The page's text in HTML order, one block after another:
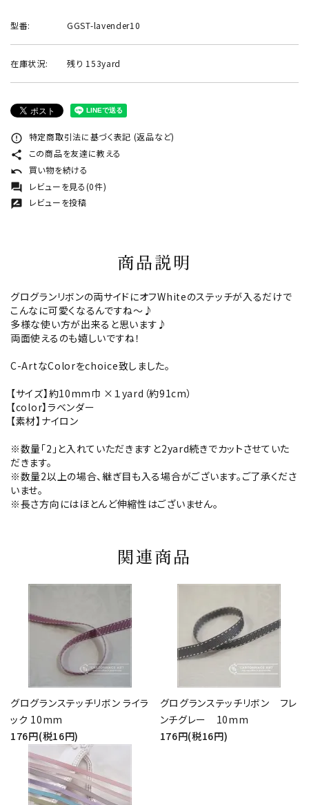
型番: GGST-lavender10
在庫状況: 残り 153yard
error_outline 特定商取引法に基づく表記 (返品など)
share この商品を友達に教える
undo 買い物を続ける
forum レビューを見る(0件)
rate_review レビューを投稿
商品説明
グログランリボンの両サイドにオフWhiteのステッチが入るだけで
こんなに可愛くなるんですね～♪
多様な使い方が出来ると思います♪
両面使えるのも嬉しいですね！
C-ArtなColorをchoice致しました。
【サイズ】約10mm巾 ×１yard（約91cm）
【color】ラベンダー
【素材】ナイロン
※数量「2」と入れていただきますと2yard続きでカットさせていた
だきます。
※数量2以上の場合、継ぎ目も入る場合がございます。ご了承くださ
いませ。
※長さ方向にはほとんど伸縮性はございません。
関連商品
グログランステッチリボン ライラ
ック 10mm
176円(税16円)
グログランステッチリボン フレ
ンチグレー 10mm
176円(税16円)